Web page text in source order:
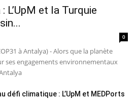
L’UpM et la Turquie
0
à Antalya) - Alors que la planète
ses engagements environnementaux
défi climatique : L’UpM et MEDPorts